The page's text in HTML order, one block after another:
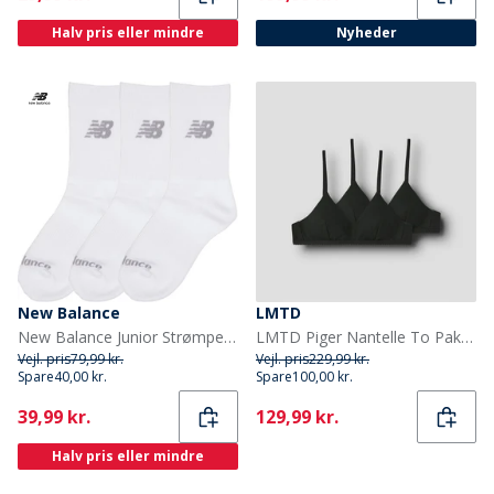
Halv pris eller mindre Nyheder
New Balance
New Balance Junior Strømper med Polstring 3-pak Hvid
Vejl. pris79,99 kr.
Spare40,00 kr.
Current
39,99 kr.
Halv pris eller mindre
LMTD
LMTD Piger Nantelle To Pak Bralettes Sort
Vejl. pris229,99 kr.
Spare100,00 kr.
Current
129,99 kr.